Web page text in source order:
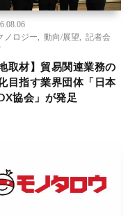
ノロジー
動向/展望
記者会
地取材】貿易関連業務の
目指す業界団体「日本
協会」が発足